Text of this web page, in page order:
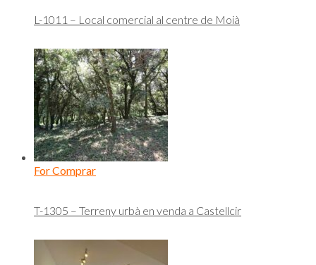
L-1011 – Local comercial al centre de Moià
For Comprar
T-1305 – Terreny urbà en venda a Castellcir